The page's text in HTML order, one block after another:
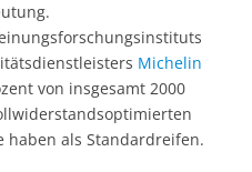
Michelin
von insgesamt 2000
haben als Standardreifen.